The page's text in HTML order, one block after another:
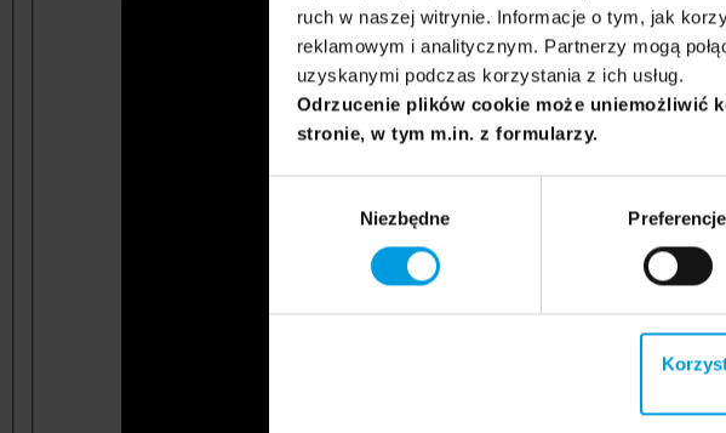
ruch w naszej witrynie. Informacje o tym, jak
reklamowym i analitycznym. Partnerzy mogą
uzyskanymi podczas korzystania z ich usług.
Odrzucenie plików cookie może uniemożliwić
stronie, w tym m.in. z formularzy.
Niezbędne Preferencje